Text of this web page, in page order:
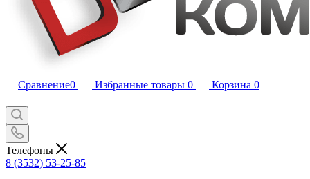
Сравнение0 Избранные товары 0 Корзина 0
Телефоны
8 (3532) 53-25-85